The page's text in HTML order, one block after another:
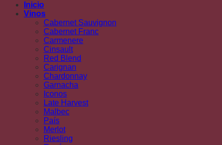
Inicio
Vinos
Cabernet Sauvignon
Cabernet Franc
Carmenere
Cinsault
Red Blend
Carignan
Chardonnay
Garnacha
Iconos
Late Harvest
Malbec
País
Merlot
Riesling